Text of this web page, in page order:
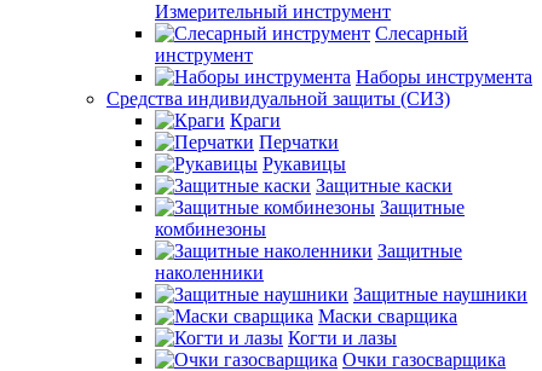
Измерительный инструмент
Слесарный
инструмент
Наборы инструмента
Средства индивидуальной защиты (СИЗ)
Краги
Перчатки
Рукавицы
Защитные каски
Защитные
комбинезоны
Защитные
наколенники
Защитные наушники
Маски сварщика
Когти и лазы
Очки газосварщика